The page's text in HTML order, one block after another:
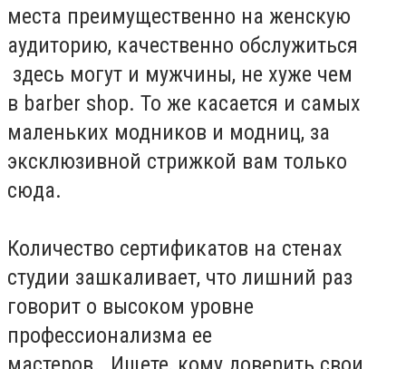
места преимущественно на женскую
аудиторию, качественно обслужиться
здесь могут и мужчины, не хуже чем
в barber shop. То же касается и самых
маленьких модников и модниц, за
эксклюзивной стрижкой вам только
сюда.
Количество сертификатов на стенах
студии зашкаливает, что лишний раз
говорит о высоком уровне
профессионализма ее